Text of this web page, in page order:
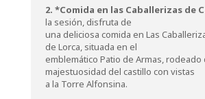
2. *Comida en las Caballerizas de
la sesión, disfruta de
una deliciosa comida en Las
de Lorca, situada en el
emblemático Patio de Armas, rodeado
majestuosidad del castillo con vistas
a la Torre Alfonsina.